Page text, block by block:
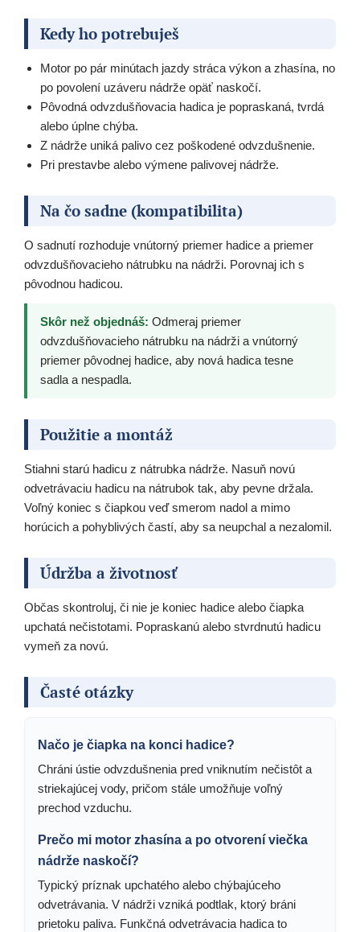
Kedy ho potrebuješ
Motor po pár minútach jazdy stráca výkon a zhasína, no
po povolení uzáveru nádrže opäť naskočí.
Pôvodná odvzdušňovacia hadica je popraskaná, tvrdá
alebo úplne chýba.
Z nádrže uniká palivo cez poškodené odvzdušnenie.
Pri prestavbe alebo výmene palivovej nádrže.
Na čo sadne (kompatibilita)
O sadnutí rozhoduje vnútorný priemer hadice a priemer
odvzdušňovacieho nátrubku na nádrži. Porovnaj ich s
pôvodnou hadicou.
Skôr než objednáš: Odmeraj priemer
odvzdušňovacieho nátrubku na nádrži a vnútorný
priemer pôvodnej hadice, aby nová hadica tesne
sadla a nespadla.
Použitie a montáž
Stiahni starú hadicu z nátrubka nádrže. Nasuň novú
odvetrávaciu hadicu na nátrubok tak, aby pevne držala.
Voľný koniec s čiapkou veď smerom nadol a mimo
horúcich a pohyblivých častí, aby sa neupchal a nezalomil.
Údržba a životnosť
Občas skontroluj, či nie je koniec hadice alebo čiapka
upchatá nečistotami. Popraskanú alebo stvrdnutú hadicu
vymeň za novú.
Časté otázky
Načo je čiapka na konci hadice?
Chráni ústie odvzdušnenia pred vniknutím nečistôt a
striekajúcej vody, pričom stále umožňuje voľný
prechod vzduchu.
Prečo mi motor zhasína a po otvorení viečka
nádrže naskočí?
Typický príznak upchatého alebo chýbajúceho
odvetrávania. V nádrži vzniká podtlak, ktorý bráni
prietoku paliva. Funkčná odvetrávacia hadica to